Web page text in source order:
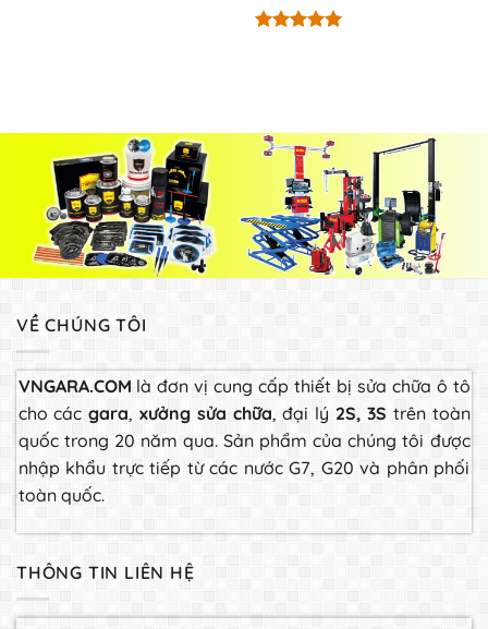
VỀ CHÚNG TÔI
VNGARA.COM là đơn vị cung cấp thiết bị sửa chữa ô tô
cho cácgara, xưởng sửa chữa, đại lý 2S, 3S trên toàn
quốc trong 20 năm qua. Sản phẩm của chúng tôi được
nhập khẩu trực tiếp từ các nước G7, G20 và phân phối
toàn quốc.
THÔNG TIN LIÊN HỆ